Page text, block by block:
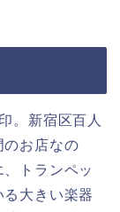
。新宿区百人
のお店なの
トランペッ
る大きい楽器